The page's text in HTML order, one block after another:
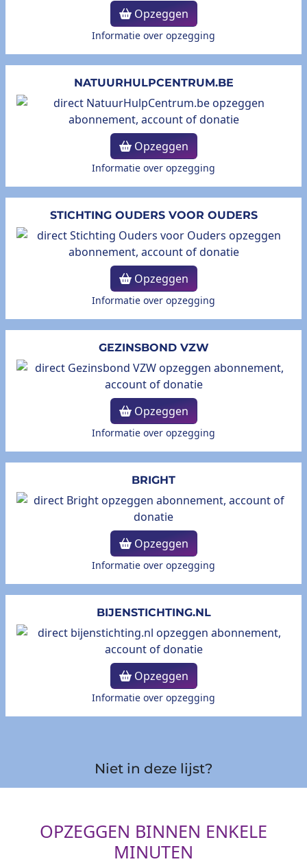
Opzeggen
Informatie over opzegging
NATUURHULPCENTRUM.BE
Opzeggen
Informatie over opzegging
STICHTING OUDERS VOOR OUDERS
Opzeggen
Informatie over opzegging
GEZINSBOND VZW
Opzeggen
Informatie over opzegging
BRIGHT
Opzeggen
Informatie over opzegging
BIJENSTICHTING.NL
Opzeggen
Informatie over opzegging
Niet in deze lijst?
OPZEGGEN BINNEN ENKELE
MINUTEN